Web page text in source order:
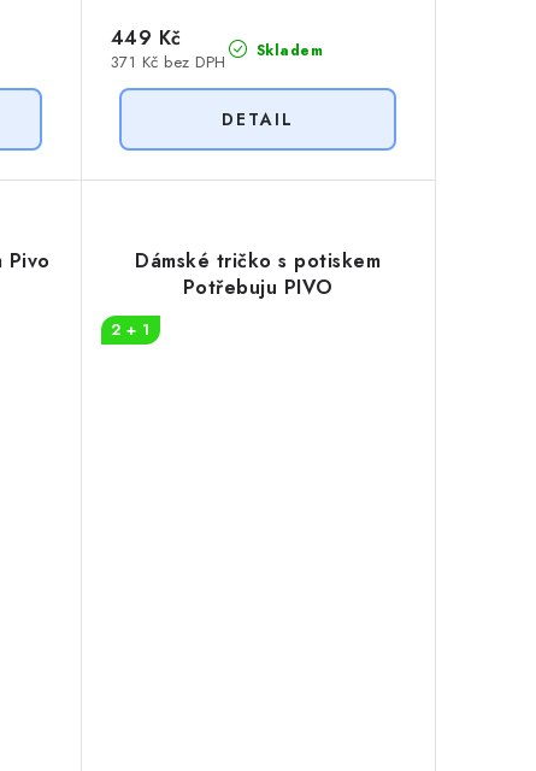
Skladem
371 Kč bez DPH
449 Kč
Pivo
Dámské tričko s potiskem
Potřebuju PIVO
2 + 1